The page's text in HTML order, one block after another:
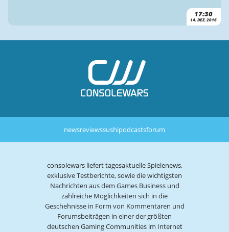
17:30
14. DEZ. 2016
newsreviewssushipodcastsforum
consolewars liefert tagesaktuelle Spielenews,
exklusive Testberichte, sowie die wichtigsten
Nachrichten aus dem Games Business und
zahlreiche Möglichkeiten sich in die
Geschehnisse in Form von Kommentaren und
Forumsbeiträgen in einer der größten
deutschen Gaming Communities im Internet